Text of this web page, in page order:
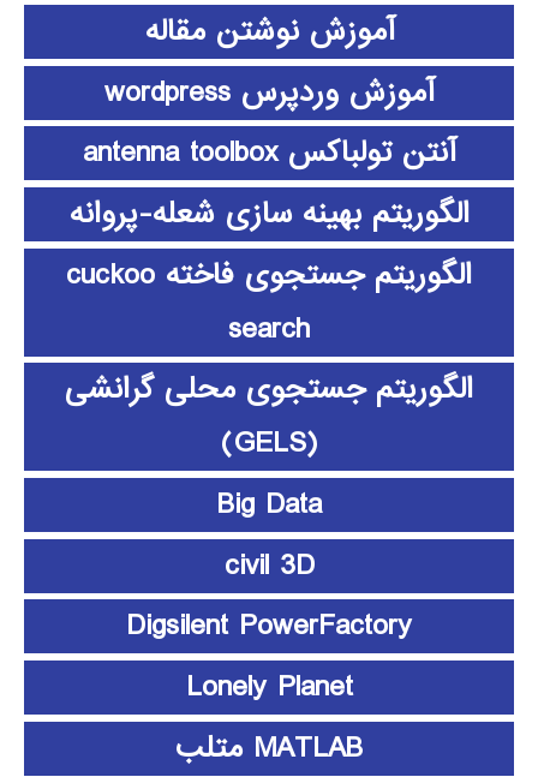
آموزش نوشتن مقاله
آموزش وردپرس wordpress
آنتن تولباکس antenna toolbox
الگوریتم بهینه سازی شعله-پروانه
الگوریتم جستجوی فاخته cuckoo
search
الگوریتم جستجوی محلی گرانشی
(GELS)
Big Data
civil 3D
Digsilent PowerFactory
Lonely Planet
MATLAB متلب